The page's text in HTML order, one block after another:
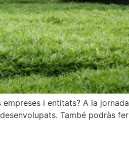
i entitats? A la jornada
També podràs fer